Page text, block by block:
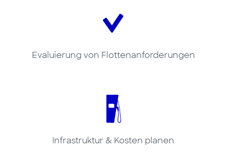
Evaluierung von Flottenanforderungen
Infrastruktur & Kosten planen